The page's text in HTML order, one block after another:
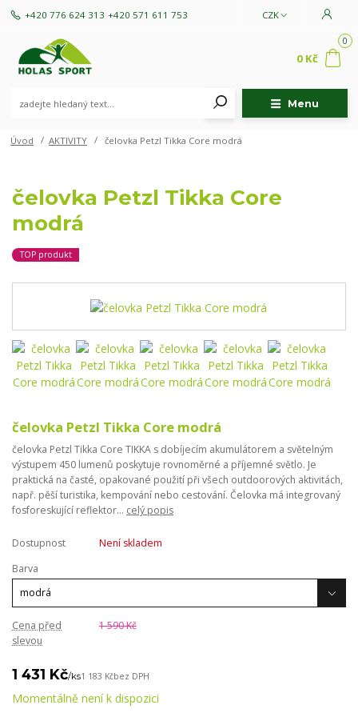
Menu
CZK
+420 776 624 313 +420 571 611 753
0
0 Kč
Úvod AKTIVITY čelovka Petzl Tikka Core modrá
čelovka Petzl Tikka Core
modrá
TOP produkt
čelovka Petzl Tikka Core modrá
čelovka Petzl Tikka Core TIKKA s dobíjecím akumulátorem a světelným
výstupem 450 lumenů poskytuje rovnoměrné a příjemné světlo. Je
praktická na časté, opakované použití při všech outdoorových aktivitách,
např. pěší turistika, kempování nebo cestování. Čelovka má integrovaný
fosforeskující reflektor... celý popis
Dostupnost
Není skladem
Barva
Cena před
slevou
1 590 Kč
1 431 Kč/ks1 183 Kčbez DPH
Momentálně není k dispozici